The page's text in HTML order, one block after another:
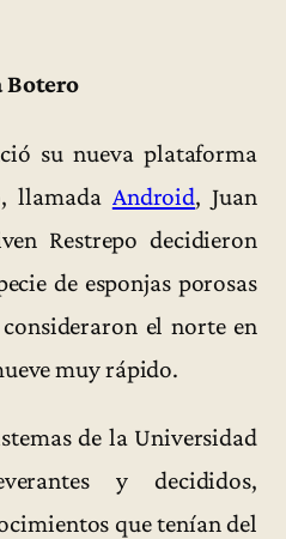
Botero
su nueva plataforma
llamada Android, Juan
Restrepo decidieron
de esponjas porosas
el norte en
muy rápido.
de la Universidad
y decididos,
que tenían del